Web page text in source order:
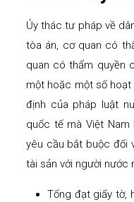
Ủy thác tư pháp về
tòa án, cơ quan có
quan có thẩm quyền
một hoặc một số
định của pháp luật
quốc tế mà Việt
yêu cầu bắt buộc đối
tài sản với người nước
Tống đạt giấy tờ,